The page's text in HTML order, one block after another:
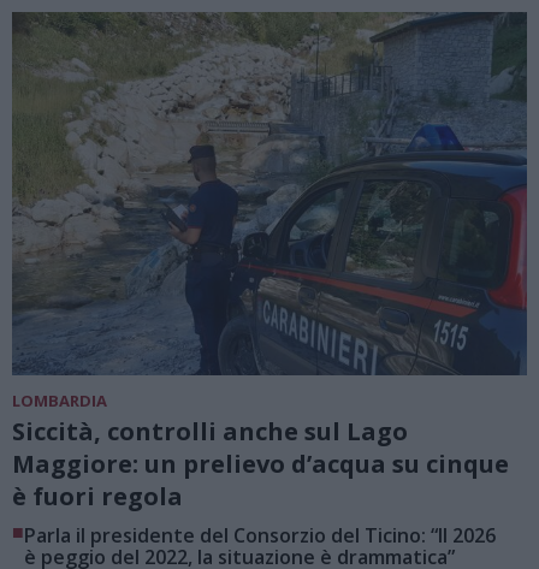
LOMBARDIA
Siccità, controlli anche sul Lago
Maggiore: un prelievo d’acqua su cinque
è fuori regola
■Parla il presidente del Consorzio del Ticino: “Il 2026
è peggio del 2022, la situazione è drammatica”